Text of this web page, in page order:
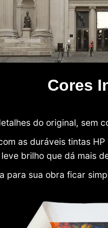
Cores
do original, sem
as duráveis tintas
leve brilho que dá mais
para sua obra ficar